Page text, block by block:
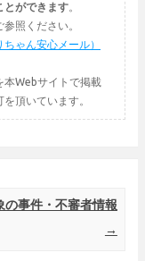
とができます。
照ください。
ゃん安心メール）
Webサイトで掲載
頂いています。
の事件・不審者情報
→